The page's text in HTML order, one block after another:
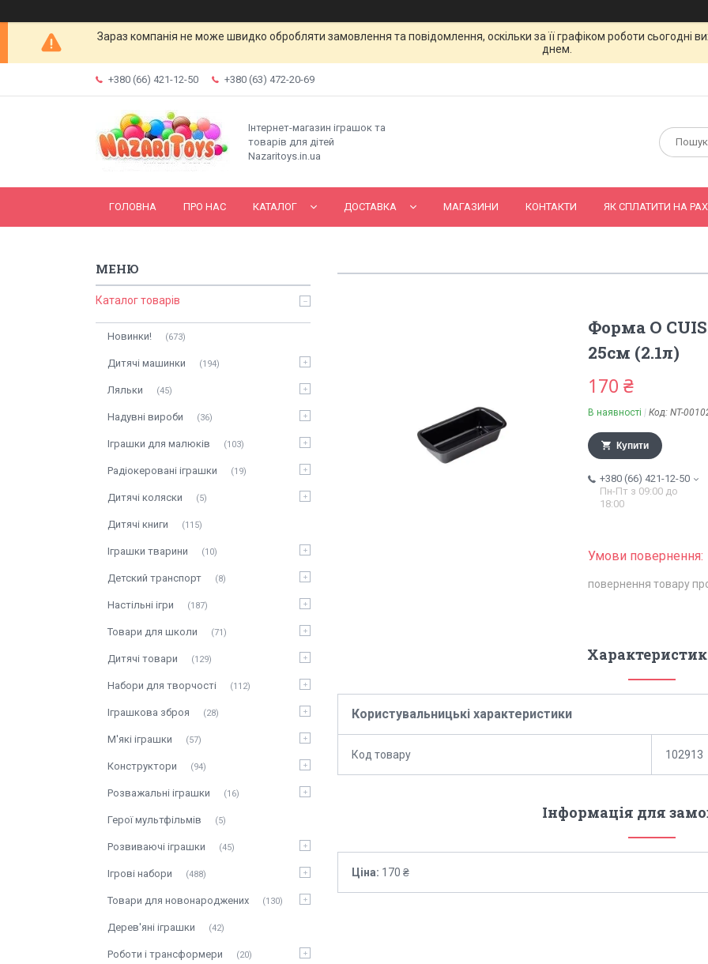
Зараз компанія не може швидко обробляти замовлення та повідомлення, оскільки за її графіком роботи
днем.
+380 (66) 421-12-50 +380 (63) 472-20-69
Інтернет-магазин іграшок та
товарів для дітей
Nazaritoys.in.ua
ГОЛОВНА ПРО НАС КАТАЛОГ ДОСТАВКА МАГАЗИНИ КОНТАКТИ ЯК СПЛАТИТИ НА
Форма O
25см (2.1л)
170 ₴
В наявності Код: NT-
Купити
+380 (66) 421-12-50
Пн-Пт з 09:00 до
18:00
повернення товару
Користувальницькі характеристики
Код товару 102913
Інформація для
Ціна: 170 ₴
Каталог товарів
Новинки! 673
Дитячі машинки 194
Ляльки 45
Надувні вироби 36
Іграшки для малюків 103
Радіокеровані іграшки 19
Дитячі коляски 5
Дитячі книги 115
Іграшки тварини 10
Детский транспорт 8
Настільні ігри 187
Товари для школи 71
Дитячі товари 129
Набори для творчості 112
Іграшкова зброя 28
М'які іграшки 57
Конструктори 94
Розважальні іграшки 16
Герої мультфільмів 5
Розвиваючі іграшки 45
Ігрові набори 488
Товари для новонароджених 130
Дерев'яні іграшки 42
Роботи і трансформери 20